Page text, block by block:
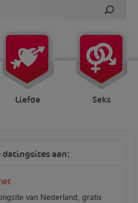
Liefde Seks
datingsites aan:
van Nederland, gratis